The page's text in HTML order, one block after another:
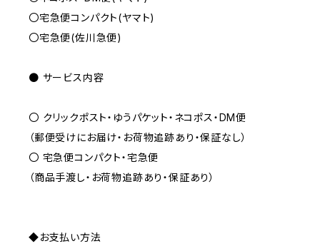
〇宅急便コンパクト(ヤマト)
〇宅急便(佐川急便)
● サービス内容
〇 クリックポスト・ゆうパケット・ネコポス・DM便
（郵便受けにお届け・お荷物追跡あり・保証なし）
〇 宅急便コンパクト・宅急便
（商品手渡し・お荷物追跡あり・保証あり）
◆お支払い方法